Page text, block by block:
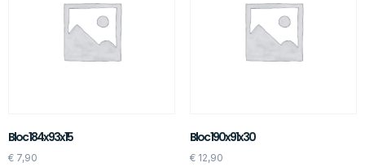
Bloc 184x93x15
€ 7,90
Bloc 190x91x30
€12,90